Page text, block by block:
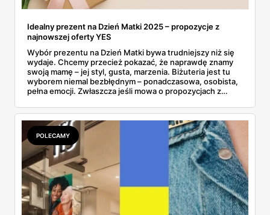
Idealny prezent na Dzień Matki 2025 – propozycje z
najnowszej oferty YES
Wybór prezentu na Dzień Matki bywa trudniejszy niż się
wydaje. Chcemy przecież pokazać, że naprawdę znamy
swoją mamę – jej styl, gusta, marzenia. Biżuteria jest tu
wyborem niemal bezbłędnym – ponadczasowa, osobista,
pełna emocji. Zwłaszcza jeśli mowa o propozycjach z
symbolikę i atrakcyjne promocje. Co ważne, marka
przygotowała wyjątkową niespodziankę: 100 zł w
prezencie przy zakupach za minimum 500 zł – idealny
moment, by spełnić marzenie mamy... i nieco
zaoszczędzić. Złoto, srebro, perły, cyrkonie – propozycji
nie brakuje. Wśród nich znajdziemy coś zarówno dla
miłośniczek minimalizmu, jak i kobiet ceniących bardziej
wyraziste formy. To co, gotowi na inspiracje?
POLECAMY